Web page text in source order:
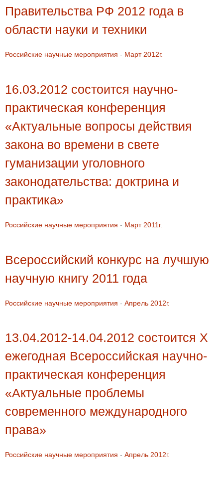
Правительства РФ 2012 года в
области науки и техники
Российские научные мероприятия - Март 2012г.
16.03.2012 состоится научно-
практическая конференция
«Актуальные вопросы действия
закона во времени в свете
гуманизации уголовного
законодательства: доктрина и
практика»
Российские научные мероприятия - Март 2011г.
Всероссийский конкурс на лучшую
научную книгу 2011 года
Российские научные мероприятия - Апрель 2012г.
13.04.2012-14.04.2012 состоится X
ежегодная Всероссийская научно-
практическая конференция
«Актуальные проблемы
современного международного
права»
Российские научные мероприятия - Апрель 2012г.